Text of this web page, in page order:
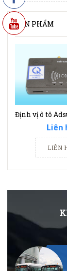
SẢN PHẨM
Liên
LIÊN